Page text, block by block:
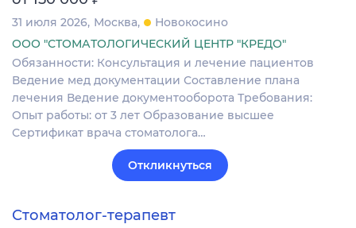
31 июля 2026 Москва
Новокосино
ООО "СТОМАТОЛОГИЧЕСКИЙ ЦЕНТР "КРЕДО"
Обязанности: Консультация и лечение пациентов
Ведение мед документации Составление плана
лечения Ведение документооборота Требования:
Опыт работы: от 3 лет Образование высшее
Сертификат врача стоматолога…
Откликнуться
Стоматолог-терапевт